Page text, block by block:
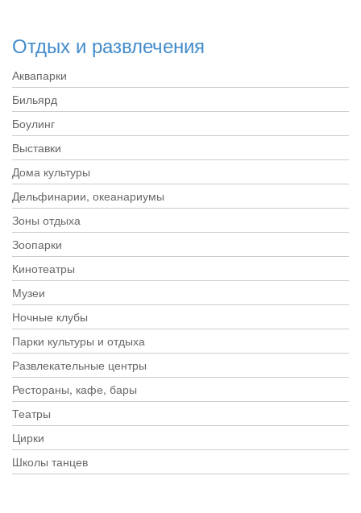
Отдых и развлечения
Аквапарки
Бильярд
Боулинг
Выставки
Дома культуры
Дельфинарии, океанариумы
Зоны отдыха
Зоопарки
Кинотеатры
Музеи
Ночные клубы
Парки культуры и отдыха
Развлекательные центры
Рестораны, кафе, бары
Театры
Цирки
Школы танцев